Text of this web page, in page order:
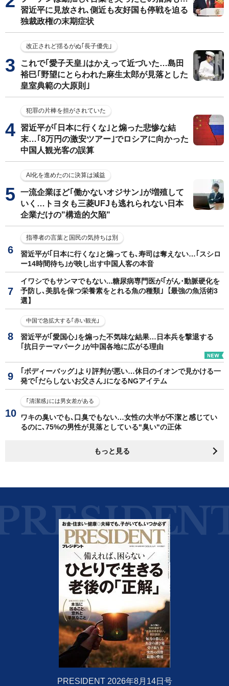
習近平に見放され､側近も友好国も停戦を迫る
独裁政権の末期症状
改正されど揺るがぬ｢長子優先｣
これで｢愛子天皇｣はかえって近づいた…島田
裕巳｢野望にとらわれた麻生太郎が見落とした
皇室典範の大原則｣
犯罪の片棒を担がされていた
習近平が｢日本に行くな｣と煽った悲惨な結
末…｢8万円の激安ツアー｣でロシアに向かった
中国人観光客の誤算
AI化を進めたのに決算は減益
一流企業ほど｢働かないオジサン｣が増殖して
いく…トヨタも三菱UFJも逃れられない日本
企業だけの"構造的欠陥"
指導者の言葉と国民の気持ちは別
習近平が｢日本に行くな｣と煽っても､寿司は奪えない…｢スシロ
ー14時間待ち｣が映し出す中国人客の本音
イワシでもサンマでもない...糖尿病専門医が｢がん･動脈硬化を
予防し､美肌を保つ栄養素をとれる魚の種類｣【最強の魚活術3
選】
中国で急拡大する｢赤い観光｣
習近平が｢愛国心｣を煽った不気味な結果…日本兵を撃退する
｢抗日テーマパーク｣が中国各地に広がる理由
｢ボディーバッグ｣より評判が悪い…休日のイオンで見かける一
発で｢だらしないお父さん｣になるNGアイテム
｢清潔感｣には男女差がある
ワキの臭いでも､口臭でもない…女性の大半が不潔と感じてい
るのに､75%の男性が見落としている"臭い"の正体
もっと見る
PRESIDENT 2026年8月14日号